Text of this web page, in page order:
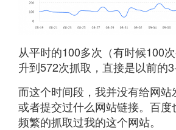
从平时的100多次（有时候100
升到572次抓取，直接是以前的3-
而这个时间段，我并没有给网站
或者提交过什么网站链接。百
频繁的抓取过我的这个网站。